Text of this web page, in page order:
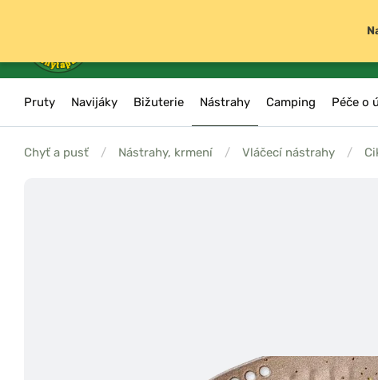
Pruty Navijáky Bižuterie Nástrahy Camping Péče o
Chyť a pusť / Nástrahy, krmení / Vláčecí nástrahy /